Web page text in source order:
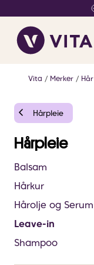
Vita Merker Hår
Hårpleie
Hårpleie
Balsam
Hårkur
Hårolje og Serum
Leave-in
Shampoo